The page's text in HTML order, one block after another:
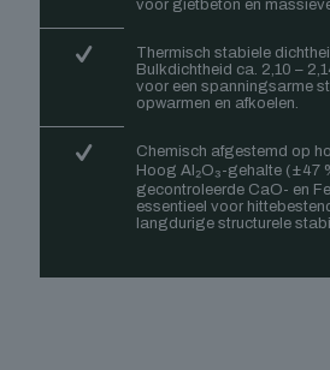
voor gietbeton en
Thermisch stabiele
Bulkdichtheid ca. 2,10 –
voor een spanningsarme
opwarmen en afkoelen.
Chemisch afgestemd op
Hoog Al₂O₃-gehalte (±47
gecontroleerde CaO- en
essentieel voor
langdurige structurele